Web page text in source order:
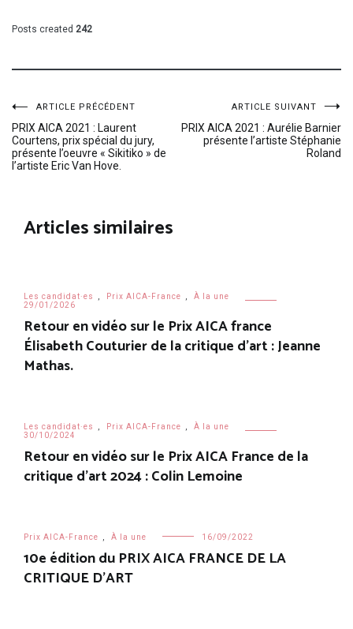
Posts created 242
Navigation
de
ARTICLE PRÉCÉDENT
PRIX AICA 2021 : Laurent
Courtens, prix spécial du jury,
présente l’oeuvre « Sikitiko » de
l’artiste Eric Van Hove.
ARTICLE SUIVANT
PRIX AICA 2021 : Aurélie Barnier
présente l’artiste Stéphanie
Roland
Articles similaires
Les candidat·es Prix AICA-France
À la une
29/01/2026
Retour en vidéo sur le Prix AICA france
Élisabeth Couturier de la critique d’art : Jeanne
Mathas.
Les candidat·es Prix AICA-France
À la une
30/10/2024
Retour en vidéo sur le Prix AICA France de la
critique d’art 2024 : Colin Lemoine
Prix AICA-France À la une 16/09/2022
10e édition du PRIX AICA FRANCE DE LA
CRITIQUE D’ART